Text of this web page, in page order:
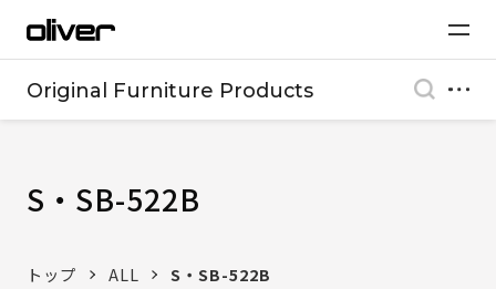
Original Furniture Products
S・SB-522B
トップ ALL S・SB-522B